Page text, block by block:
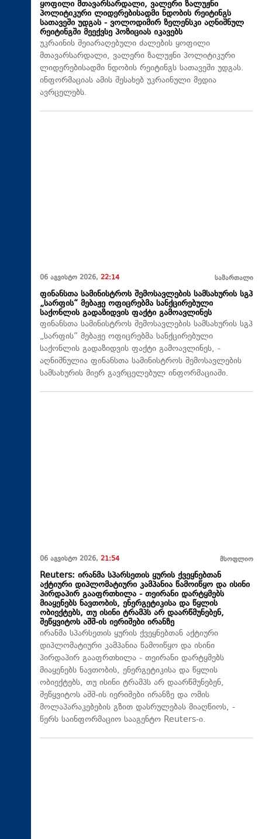
ყოფილი მთავარსარდალი, ვალერი ზალუჟნი
პოლიტიკური ლიდერებისადმი ნდობის რეიტინგს
სათავეში უდგას - ვოლოდიმირ ზელენსკი აღნიშნულ
რეიტინგში მეექვსე პოზიციას იკავებს
უკრაინის შეიარაღებული ძალების ყოფილი
მთავარსარდალი, ვალერი ზალუჟნი პოლიტიკური
ლიდერებისადმი ნდობის რეიტინგს სათავეში უდგას.
ინფორმაციას ამის შესახებ უკრაინული მედია
ავრცელებს.
06 აგვისტო 2026, 22:14 სამართალი
ფინანსთა სამინისტროს შემოსავლების სამსახურის სგპ
„სარფის“ მებაჟე ოფიცრებმა სანქცირებული
საქონლის გადაზიდვის ფაქტი გამოავლინეს
ფინანსთა სამინისტროს შემოსავლების სამსახურის სგპ
„სარფის“ მებაჟე ოფიცრებმა სანქცირებული
საქონლის გადაზიდვის ფაქტი გამოავლინეს, -
აღნიშნულია ფინანსთა სამინისტროს შემოსავლების
სამსახურის მიერ გავრცელებულ ინფორმაციაში.
06 აგვისტო 2026, 21:54 მსოფლიო
Reuters: ირანმა სპარსეთის ყურის ქვეყნებთან
აქტიური დიპლომატიური კამპანია წამოიწყო და ისინი
პირდაპირ გააფრთხილა - თეირანი დარტყმებს
მიაყენებს ნავთობის, ენერგეტიკისა და წყლის
ობიექტებს, თუ ისინი ტრამპს არ დაარწმუნებენ,
შეწყვიტოს აშშ-ის იერიშები ირანზე
ირანმა სპარსეთის ყურის ქვეყნებთან აქტიური
დიპლომატიური კამპანია წამოიწყო და ისინი
პირდაპირ გააფრთხილა - თეირანი დარტყმებს
მიაყენებს ნავთობის, ენერგეტიკისა და წყლის
ობიექტებს, თუ ისინი ტრამპს არ დაარწმუნებენ,
შეწყვიტოს აშშ-ის იერიშები ირანზე და ომის
მოლაპარაკებების გზით დასრულებას მიაღწიოს, -
წერს საინფორმაციო სააგენტო Reuters-ი.